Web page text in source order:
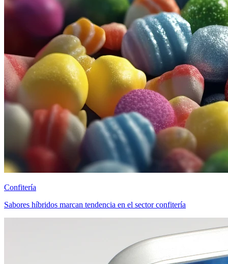
Confitería
Sabores híbridos marcan tendencia en el sector confitería